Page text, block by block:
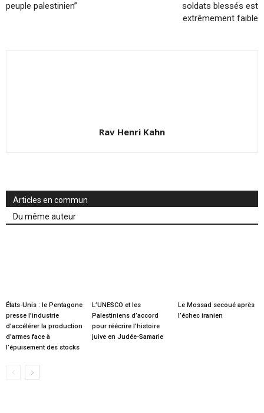
peuple palestinien”
soldats blessés est
extrêmement faible
Rav Henri Kahn
Articles en commun
Du même auteur
États-Unis : le Pentagone
presse l’industrie
d’accélérer la production
d’armes face à
l’épuisement des stocks
L’UNESCO et les
Palestiniens d’accord
pour réécrire l’histoire
juive en Judée-Samarie
Le Mossad secoué après
l’échec iranien